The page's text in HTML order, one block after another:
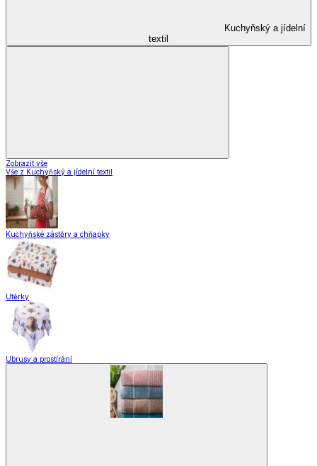
Kuchyňský a jídelní
textil
Zobrazit vše
Vše z Kuchyňský a jídelní textil
Kuchyňské zástěry a chňapky
Utěrky
Ubrusy a prostírání